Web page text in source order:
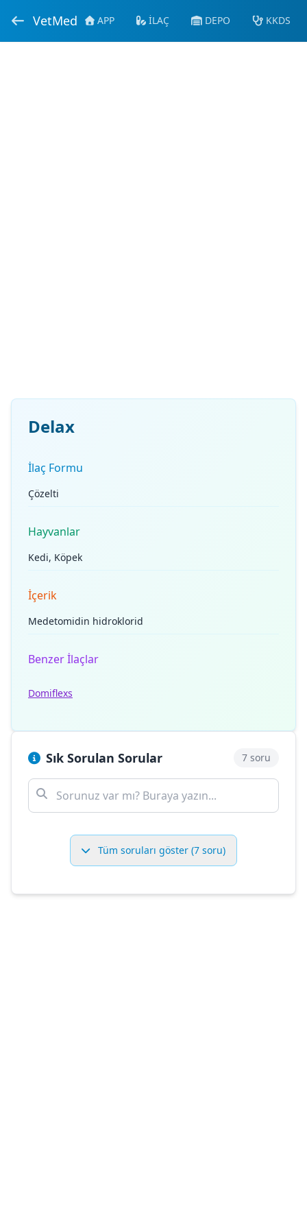
VetMed APP İLAÇ DEPO KKDS
Delax
İlaç Formu
Çözelti
Hayvanlar
Kedi, Köpek
İçerik
Medetomidin hidroklorid
Benzer İlaçlar
Domiflexs
Sık Sorulan Sorular 7 soru
Tüm soruları göster (7 soru)